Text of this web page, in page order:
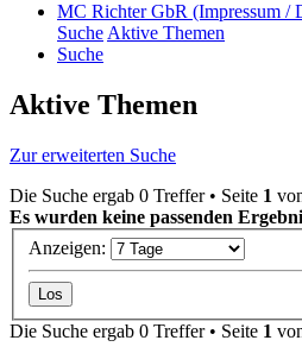
MC Richter GbR (Impressum /
SucheAktive Themen
Suche
Aktive Themen
Zur erweiterten Suche
Die Suche ergab 0 Treffer • Seite 1
Es wurden keine passenden
Anzeigen:
Die Suche ergab 0 Treffer • Seite 1